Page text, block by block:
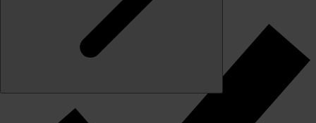
Originele merkglazen op sterkte